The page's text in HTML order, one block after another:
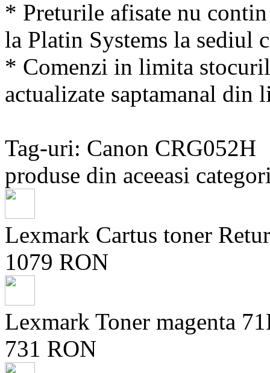
* Preturile afisate nu
la Platin Systems la sediul
* Comenzi in limita
actualizate saptamanal
Tag-uri: Canon CRG052H
produse din aceeasi
Lexmark Cartus toner
1079 RON
Lexmark Toner magenta
731 RON